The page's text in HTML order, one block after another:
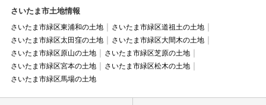
さいたま市土地情報
さいたま市緑区東浦和の土地
さいたま市緑区道祖土の土地
さいたま市緑区太田窪の土地
さいたま市緑区大間木の土地
さいたま市緑区原山の土地
さいたま市緑区芝原の土地
さいたま市緑区宮本の土地
さいたま市緑区松木の土地
さいたま市緑区馬場の土地